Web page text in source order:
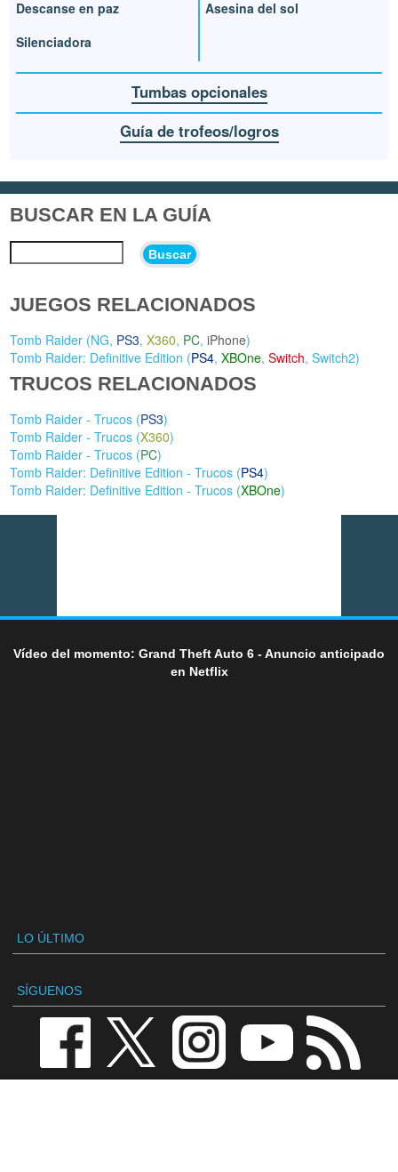
Descanse en paz
Silenciadora
Asesina del sol
Tumbas opcionales
Guía de trofeos/logros
BUSCAR EN LA GUÍA
Buscar
JUEGOS RELACIONADOS
Tomb Raider (NG, PS3,X360, PC,iPhone)
Tomb Raider: Definitive Edition (PS4,XBOne,Switch,Switch2)
TRUCOS RELACIONADOS
Tomb Raider - Trucos (PS3)
Tomb Raider - Trucos (X360)
Tomb Raider - Trucos (PC)
Tomb Raider: Definitive Edition - Trucos (PS4)
Tomb Raider: Definitive Edition - Trucos (XBOne)
Vídeo del momento: Grand Theft Auto 6 - Anuncio anticipado
en Netflix
LO ÚLTIMO
SÍGUENOS